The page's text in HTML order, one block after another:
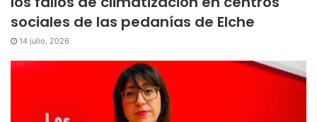
sociales de las pedanías de Elche
14 julio, 2026